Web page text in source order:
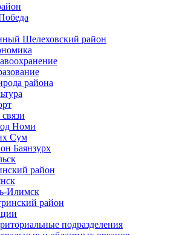
Шелеховский район
района
Номи
Сум
Баянзурх
район
Илимск
район
подразделения